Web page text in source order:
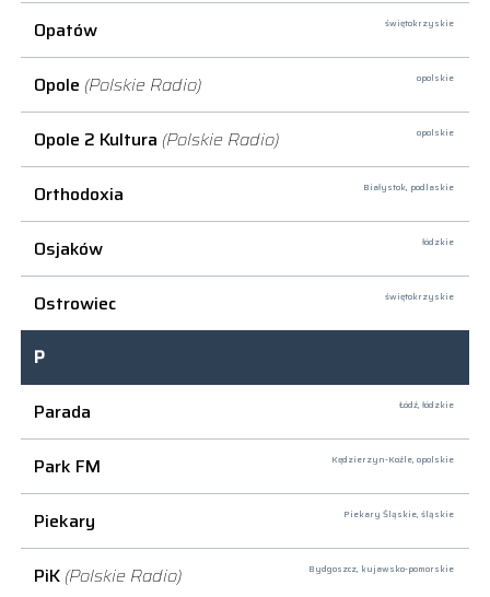
Opatów świętokrzyskie
Opole (Polskie Radio) opolskie
Opole 2 Kultura (Polskie Radio) opolskie
Orthodoxia Białystok, podlaskie
Osjaków łódzkie
Ostrowiec świętokrzyskie
P
Parada
Łódź, łódzkie
Park FM Kędzierzyn-Koźle, opolskie
Piekary Piekary Śląskie, śląskie
PiK (Polskie Radio) Bydgoszcz, kujawsko-pomorskie